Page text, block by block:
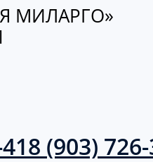
МИЛАРГО»
8 (903)